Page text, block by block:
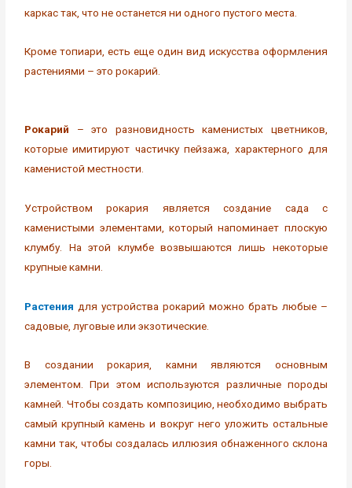
каркас так, что не останется ни одного пустого места.
Кроме топиари, есть еще один вид искусства оформления
растениями – это рокарий.
Рокарий – это разновидность каменистых цветников,
которые имитируют частичку пейзажа, характерного для
каменистой местности.
Устройством рокария является создание сада с
каменистыми элементами, который напоминает плоскую
клумбу. На этой клумбе возвышаются лишь некоторые
крупные камни.
Растения для устройства рокарий можно брать любые –
садовые, луговые или экзотические.
В создании рокария, камни являются основным
элементом. При этом используются различные породы
камней. Чтобы создать композицию, необходимо выбрать
самый крупный камень и вокруг него уложить остальные
камни так, чтобы создалась иллюзия обнаженного склона
горы.